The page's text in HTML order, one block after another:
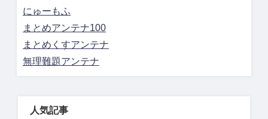
にゅーもふ
まとめアンテナ100
まとめくすアンテナ
無理難題アンテナ
人気記事